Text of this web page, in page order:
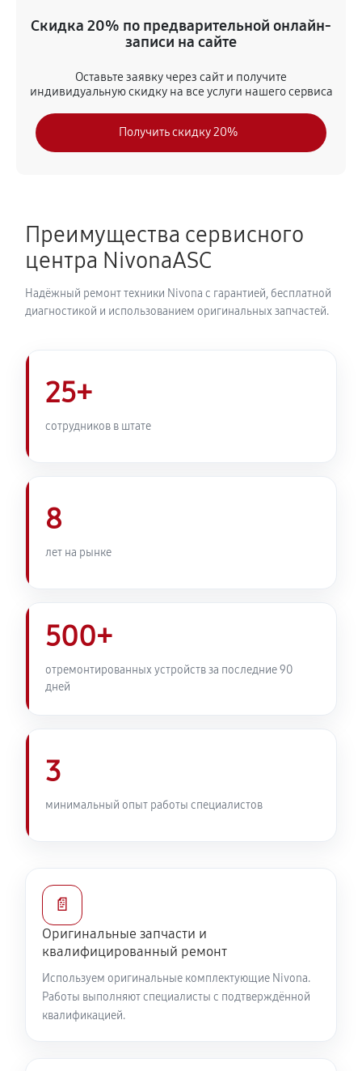
620 руб 45 минут
Чистка от кофейных масел
Замена модуля управления
NICR 842
720 руб 40 минут
Ремонт гидросистемы кофемашины Nivona
CafeRomatica NICR 842
Ремонт кофемолки кофемашины Nivona
CafeRomatica NICR 842
740 руб
Скидка 20% по предварительной онлайн-
записи на сайте
Оставьте заявку через сайт и получите
индивидуальную скидку на все услуги нашего сервиса
Получить скидку 20%
Преимущества сервисного
центра NivonaASC
Надёжный ремонт техники Nivona с гарантией, бесплатной
диагностикой и использованием оригинальных запчастей.
25+
сотрудников в штате
8
лет на рынке
500+
отремонтированных устройств за последние 90
дней
3
минимальный опыт работы специалистов
📄
Оригинальные запчасти и
квалифицированный ремонт
Используем оригинальные комплектующие Nivona.
Работы выполняют специалисты с подтверждённой
квалификацией.